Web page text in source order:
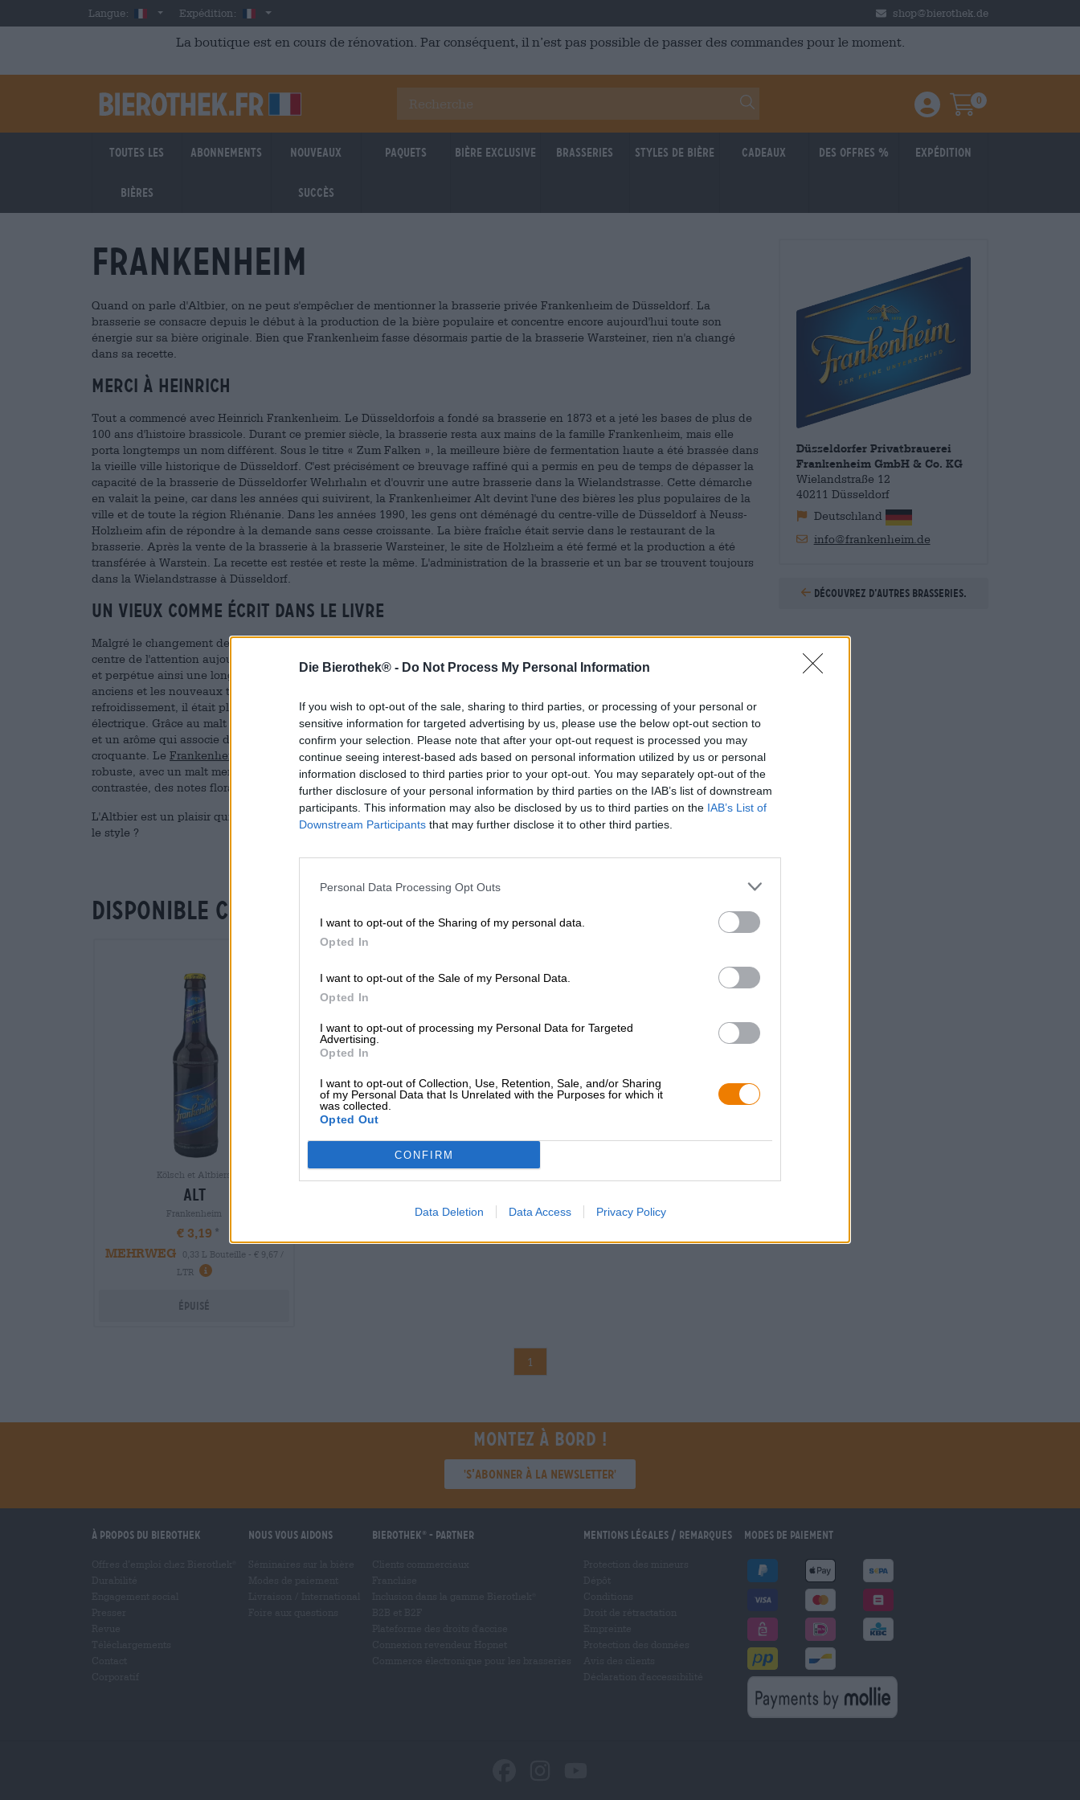
Die Bierothek® - Do Not Process My Personal Information
If you wish to opt-out of the sale, sharing to third parties, or processing of your personal or
sensitive information for targeted advertising by us, please use the below opt-out section to
confirm your selection. Please note that after your opt-out request is processed you may
continue seeing interest-based ads based on personal information utilized by us or personal
information disclosed to third parties prior to your opt-out. You may separately opt-out of the
further disclosure of your personal information by third parties on the IAB’s list of downstream
participants. This information may also be disclosed by us to third parties on the IAB’s List of
Downstream Participants that may further disclose it to other third parties.
Personal Data Processing Opt Outs
I want to opt-out of the Sharing of my personal data.
Opted In
I want to opt-out of the Sale of my Personal Data.
Opted In
I want to opt-out of processing my Personal Data for Targeted
Advertising.
Opted In
I want to opt-out of Collection, Use, Retention, Sale, and/or Sharing
of my Personal Data that Is Unrelated with the Purposes for which it
was collected.
Opted Out
CONFIRM
Data Deletion Data Access Privacy Policy
Skip to main contentLangue: FrenchExpédition: France shop@bierothek.de
La boutique est en cours de rénovation. Par conséquent, il n’est pas possible de passer des commandes pour le moment.
Einloggen / Anmelden
Warenkorb
0
Toutes les
bières
Abonnements Nouveaux
succès
Paquets Bière Exclusive Brasseries Styles de bière Cadeaux Des offres % Expédition
Frankenheim
Quand on parle d'Altbier, on ne peut s'empêcher de mentionner la brasserie privée Frankenheim de Düsseldorf. La
brasserie se consacre depuis le début à la production de la bière populaire et concentre encore aujourd'hui toute son
énergie sur sa bière originale. Bien que Frankenheim fasse désormais partie de la brasserie Warsteiner, rien n'a changé
dans sa recette.
Merci à Heinrich
Tout a commencé avec Heinrich Frankenheim. Le Düsseldorfois a fondé sa brasserie en 1873 et a jeté les bases de plus de
100 ans d'histoire brassicole. Durant ce premier siècle, la brasserie resta aux mains de la famille Frankenheim, mais elle
porta longtemps un nom différent. Sous le titre « Zum Falken », la meilleure bière de fermentation haute a été brassée dans
la vieille ville historique de Düsseldorf. C'est précisément ce breuvage raffiné qui a permis en peu de temps de dépasser la
capacité de la brasserie de Düsseldorfer Wehrhahn et d'ouvrir une autre brasserie dans la Wielandstrasse. Cette démarche
en valait la peine, car dans les années qui suivirent, la Frankenheimer Alt devint l'une des bières les plus populaires de la
ville et de toute la région Rhénanie. Dans les années 1990, les gens ont déménagé du centre-ville de Düsseldorf à Neuss-
Holzheim afin de répondre à la demande sans cesse croissante. La bière fraîche était servie dans le restaurant de la
brasserie. Après la vente de la brasserie à la brasserie Warsteiner, le site de Holzheim a été fermé et la production a été
transférée à Warstein. La recette est restée et reste la même. L'administration de la brasserie et un bar se trouvent toujours
dans la Wielandstrasse à Düsseldorf.
Un vieux comme écrit dans le livre
Malgré le changement de direction de la brasserie, Frankenheim n'a pas perdu de vue son objectif : l'Altbier est toujours au
centre de l'attention aujourd'hui. La version de Frankenheim s'inscrit parfaitement dans la continuité des Altbiers du passé
et perpétue ainsi une longue tradition. Le nom du style est dérivé de la distinction entre les types de bière traditionnels et
anciens et les nouveaux types de bière modernes. Étant donné que le brassage à fermentation haute ne nécessite pas de
refroidissement, il était plus courant que le brassage à fermentation basse avant l'introduction du refroidissement
électrique. Grâce au malt munichois, le classique Alt présente une couleur brun rougeâtre, une mousse légèrement teintée
et un arôme qui associe de forts arômes de torréfaction à une douceur caramel, des houblons fruités et une amertume
croquante. Le Frankenheimer Alt
nous présente cet arôme traditionnel dans une version parfaite. Il est merveilleusement
robuste, avec un malt merveilleusement torréfié et une touche de houblon qui apporte au jeu aromatique une amertume
contrastée, des notes florales et un fruit délicat.
L'Altbier est un plaisir qui n'est plus seulement apprécié à Düsseldorf et dans ses environs. Peut-être que vous aimez aussi
le style ?
Düsseldorfer Privatbrauerei
Frankenheim GmbH & Co. KG
Wielandstraße 12
40211 Düsseldorf
Deutschland
info@frankenheim.de
Découvrez d’autres brasseries.
Disponible chez nous
Kölsch et Altbiers
alt
Frankenheim
€ 3,19
MEHRWEG
0,33 L Bouteille - € 9,67 /
LTR
Épuisé
1
Montez à bord !
'S’abonner à la newsletter'
À propos du Bierothek Nous vous aidons Bierothek - Partner Mentions légales / Remarques Modes de paiement